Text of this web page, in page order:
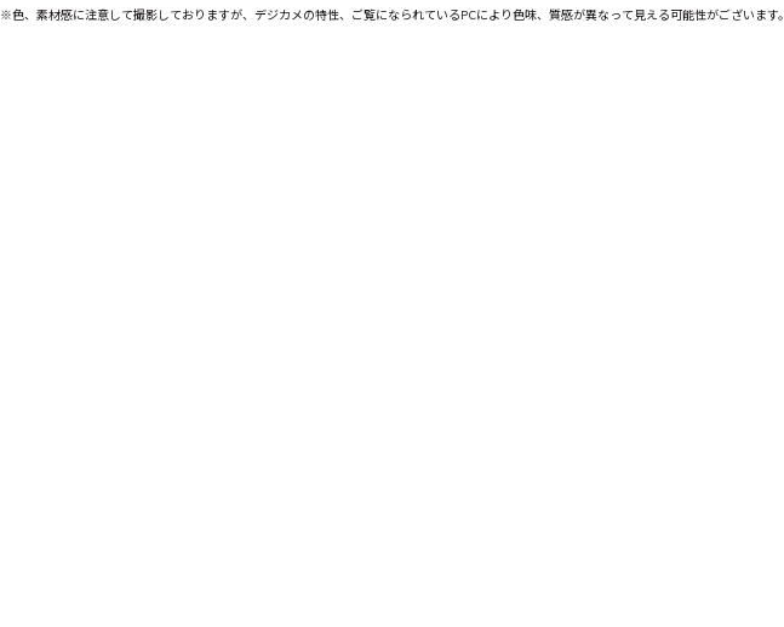
※色、素材感に注意して撮影しておりますが、デジカメの特性、ご覧になられているPCにより色味、質感が異なって見える可能性がございます。